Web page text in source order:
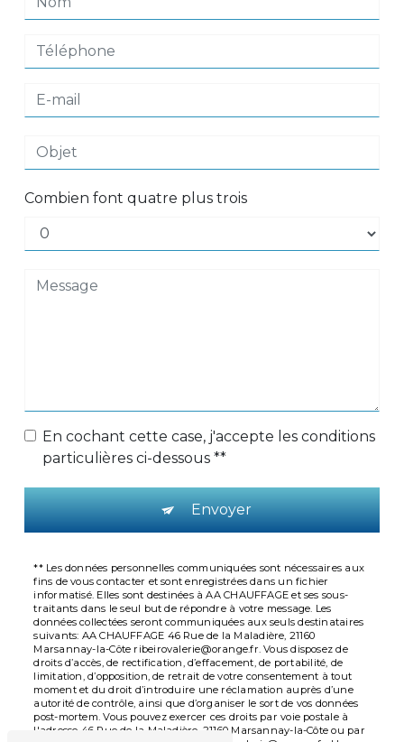
Combien font quatre plus trois
En cochant cette case, j'accepte les conditions
particulières ci-dessous **
Envoyer
** Les données personnelles communiquées sont nécessaires aux
fins de vous contacter et sont enregistrées dans un fichier
informatisé. Elles sont destinées à AA CHAUFFAGE et ses sous-
traitants dans le seul but de répondre à votre message. Les
données collectées seront communiquées aux seuls destinataires
suivants: AA CHAUFFAGE 46 Rue de la Maladière, 21160
Marsannay-la-Côte ribeirovalerie@orange.fr. Vous disposez de
droits d’accès, de rectification, d’effacement, de portabilité, de
limitation, d’opposition, de retrait de votre consentement à tout
moment et du droit d’introduire une réclamation auprès d’une
autorité de contrôle, ainsi que d’organiser le sort de vos données
post-mortem. Vous pouvez exercer ces droits par voie postale à
l'adresse 46 Rue de la Maladière, 21160 Marsannay-la-Côte ou par